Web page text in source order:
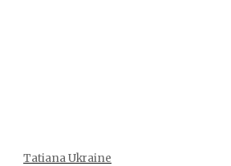
Tatiana Ukraine